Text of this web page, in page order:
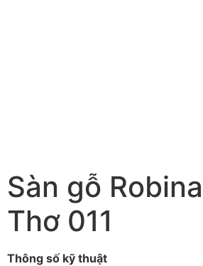
Sàn gỗ
Thơ 011
Thông số kỹ thuật